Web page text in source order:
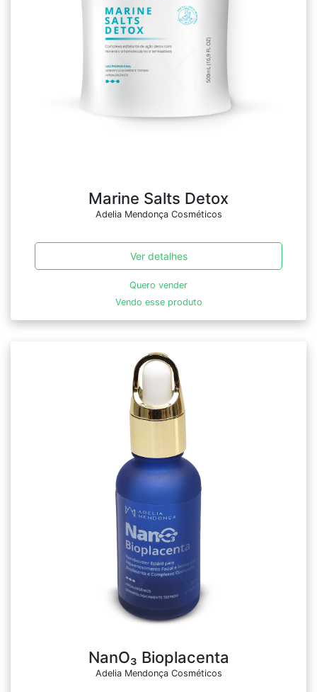
Marine Salts Detox
Adelia Mendonça Cosméticos
Ver detalhes
Quero vender
Vendo esse produto
NanO₃ Bioplacenta
Adelia Mendonça Cosméticos